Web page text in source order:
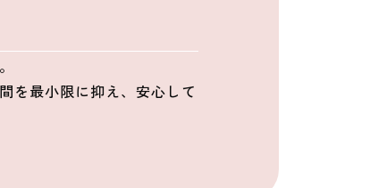
を最小限に抑え、安心して